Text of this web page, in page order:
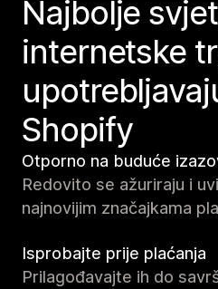
Najbolje
internetske
Shopify
Otporno na buduće
Redovito se ažuriraju i
najnovijim značajkama
Isprobajte prije plaćanja
Prilagođavajte ih do